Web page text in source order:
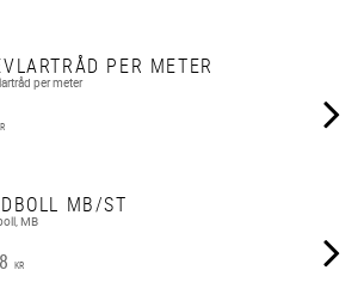
PER METER
per meter
MB/ST
MB
KR